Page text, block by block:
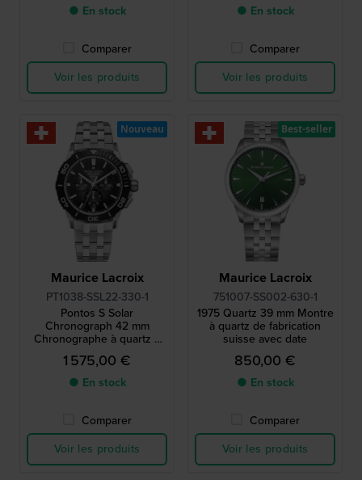
● En stock
Comparer
Voir les produits
● En stock
Comparer
Voir les produits
Maurice Lacroix
PT1038-SSL22-330-1
Pontos S Solar
Chronograph 42 mm
Chronographe à quartz à
énergie solaire, fabriqué en
Suisse
1 575,00 €
● En stock
Comparer
Voir les produits
Nouveau
Maurice Lacroix
751007-SS002-630-1
1975 Quartz 39 mm Montre
à quartz de fabrication
suisse avec date
850,00 €
● En stock
Comparer
Voir les produits
Best-seller